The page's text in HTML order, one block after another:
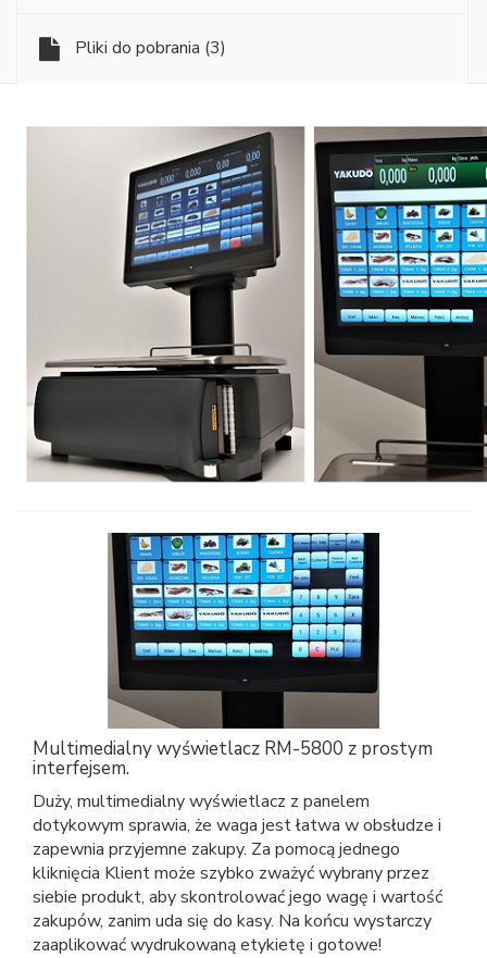
Pliki do pobrania (3)
Multimedialny wyświetlacz RM-5800 z prostym
interfejsem.
Duży, multimedialny wyświetlacz z panelem
dotykowym sprawia, że waga jest łatwa w obsłudze i
zapewnia przyjemne zakupy. Za pomocą jednego
kliknięcia Klient może szybko zważyć wybrany przez
siebie produkt, aby skontrolować jego wagę i wartość
zakupów, zanim uda się do kasy. Na końcu wystarczy
zaaplikować wydrukowaną etykietę i gotowe!